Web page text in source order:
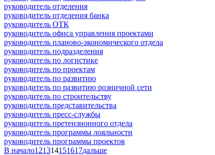
руководитель отделения
руководитель отделения банка
руководитель ОТК
руководитель офиса управления проектами
руководитель планово-экономического отдела
руководитель подразделения
руководитель по логистике
руководитель по проектам
руководитель по развитию
руководитель по развитию розничной сети
руководитель по строительству
руководитель представительства
руководитель пресс-службы
руководитель претензионного отдела
руководитель программы лояльности
руководитель программы проектов
В начало121314151617дальше